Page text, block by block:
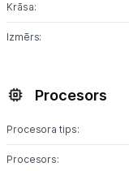
Krāsa:
Izmērs:
Procesors
Procesora tips:
Procesors: